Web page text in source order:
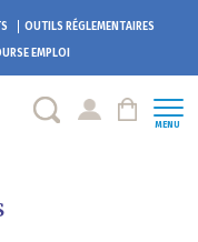
OUTILS RÉGLEMENTAIRES
EMPLOI
MENU